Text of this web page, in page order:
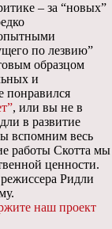
– за “новых”
по лезвию”
образцом
и
понравился
, или вы не в
в развитие
вспомним весь
работы Скотта мы
ценности.
Ридли
наш проект